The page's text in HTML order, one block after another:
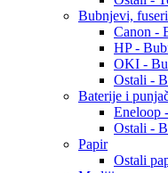
Bubnjevi,
Canon -
HP -
OKI -
Ostali -
Baterije i
Eneloop
Ostali -
Papir
Ostali